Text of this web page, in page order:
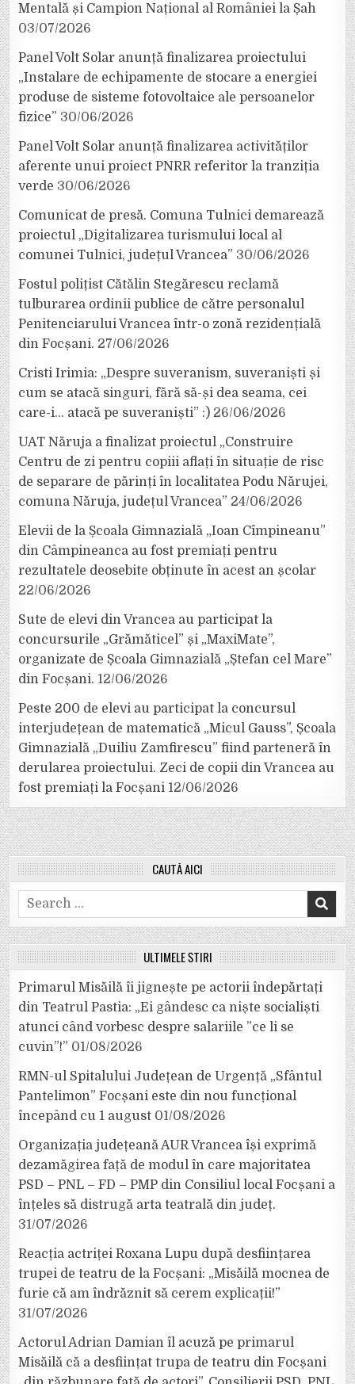
Mentală și Campion Național al României la Șah
03/07/2026
Panel Volt Solar anunță finalizarea proiectului
„Instalare de echipamente de stocare a energiei
produse de sisteme fotovoltaice ale persoanelor
fizice” 30/06/2026
Panel Volt Solar anunță finalizarea activităților
aferente unui proiect PNRR referitor la tranziția
verde 30/06/2026
Comunicat de presă. Comuna Tulnici demarează
proiectul „Digitalizarea turismului local al
comunei Tulnici, județul Vrancea” 30/06/2026
Fostul polițist Cătălin Stegărescu reclamă
tulburarea ordinii publice de către personalul
Penitenciarului Vrancea într-o zonă rezidențială
din Focșani. 27/06/2026
Cristi Irimia: „Despre suveranism, suveraniști și
cum se atacă singuri, fără să-și dea seama, cei
care-i… atacă pe suveraniști” :) 26/06/2026
UAT Năruja a finalizat proiectul „Construire
Centru de zi pentru copiii aflați în situație de risc
de separare de părinți în localitatea Podu Nărujei,
comuna Năruja, județul Vrancea” 24/06/2026
Elevii de la Școala Gimnazială „Ioan Cîmpineanu”
din Câmpineanca au fost premiați pentru
rezultatele deosebite obținute în acest an școlar
22/06/2026
Sute de elevi din Vrancea au participat la
concursurile „Grămăticel” și „MaxiMate”,
organizate de Școala Gimnazială „Ștefan cel Mare”
din Focșani. 12/06/2026
Peste 200 de elevi au participat la concursul
interjudețean de matematică „Micul Gauss”, Școala
Gimnazială „Duiliu Zamfirescu” fiind parteneră în
derularea proiectului. Zeci de copii din Vrancea au
fost premiați la Focșani 12/06/2026
CAUTĂ AICI
Search
for:
ULTIMELE ȘTIRI
Primarul Misăilă îi jignește pe actorii îndepărtați
din Teatrul Pastia: „Ei gândesc ca niște socialiști
atunci când vorbesc despre salariile ”ce li se
cuvin”!” 01/08/2026
RMN-ul Spitalului Județean de Urgență „Sfântul
Pantelimon” Focșani este din nou funcțional
începând cu 1 august 01/08/2026
Organizația județeană AUR Vrancea își exprimă
dezamăgirea față de modul în care majoritatea
PSD – PNL – FD – PMP din Consiliul local Focșani a
înțeles să distrugă arta teatrală din județ.
31/07/2026
Reacția actriței Roxana Lupu după desființarea
trupei de teatru de la Focșani: „Misăilă mocnea de
furie că am îndrăznit să cerem explicații!”
31/07/2026
Actorul Adrian Damian îl acuză pe primarul
Misăilă că a desființat trupa de teatru din Focșani